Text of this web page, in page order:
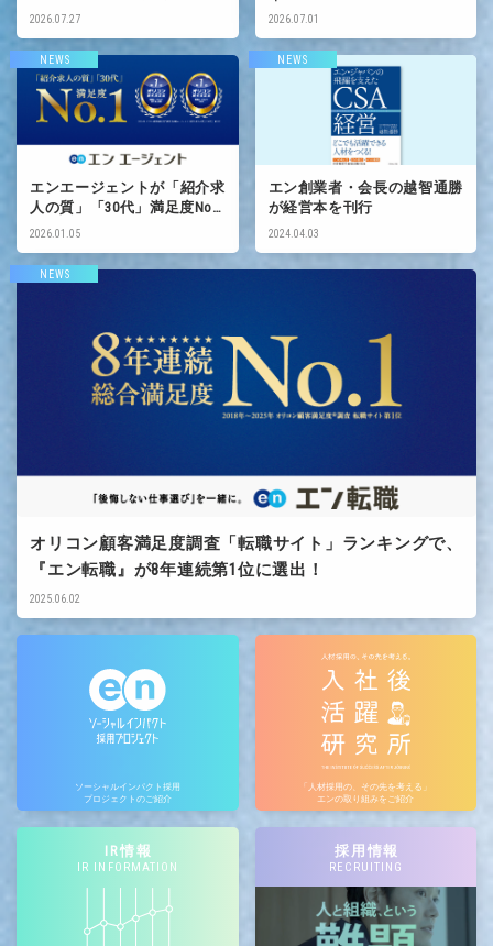
が該当。
2026.07.27 2026.07.01
エンエージェントが「紹介求
人の質」「30代」満足度No.1
に選出！
2026.01.05
NEWS
エン創業者・会長の越智通勝
が経営本を刊行
2024.04.03
NEWS
オリコン顧客満足度調査「転職サイト」ランキングで、
『エン転職』が8年連続第1位に選出！
2025.06.02
NEWS
ソーシャルインパクト採用
プロジェクトのご紹介
「人材採用の、その先を考える」
エンの取り組みをご紹介
IR情報
IR INFORMATION
採用情報
RECRUITING